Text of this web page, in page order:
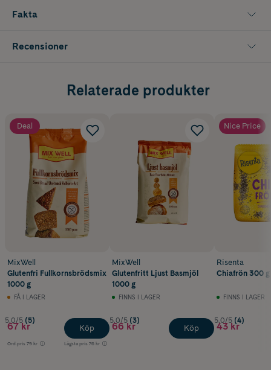
Fakta
Recensioner
Relaterade produkter
Deal
MixWell
Glutenfri Fullkornsbrödsmix
1000 g
FÅ I LAGER
5.0/5 (5)
67 kr
Ord.pris 79 kr Lägsta pris 76 kr
Köp
MixWell
Glutenfritt Ljust Basmjöl
1000 g
FINNS I LAGER
5.0/5 (3)
66 kr Köp
Nice Price
Risenta
Chiafrön 300 g
FINNS I LAGER
5.0/5 (4)
43 kr